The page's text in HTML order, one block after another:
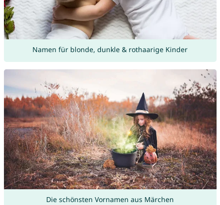
Namen für blonde, dunkle & rothaarige Kinder
Die schönsten Vornamen aus Märchen